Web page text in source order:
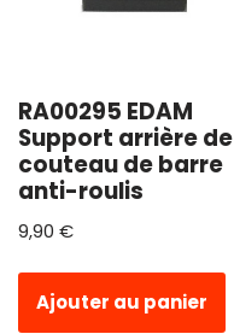
RA00295 EDAM
Support arrière de
couteau de barre
anti-roulis
9,90 €
Ajouter au panier